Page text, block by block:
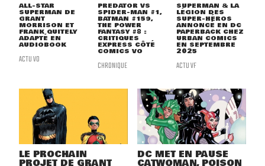
ALL-STAR
SUPERMAN DE
GRANT
MORRISON ET
FRANK QUITELY
ADAPTÉ EN
AUDIOBOOK
ACTU VO
PREDATOR VS
SPIDER-MAN #1,
BATMAN #159,
THE POWER
FANTASY #8 :
CRITIQUES
EXPRESS CÔTÉ
COMICS VO
CHRONIQUE
SUPERMAN & LA
LÉGION DES
SUPER-HÉROS
ANNONCÉ EN DC
PAPERBACK CHEZ
URBAN COMICS
EN SEPTEMBRE
2025
ACTU VF
LE PROCHAIN DC MET EN PAUSE